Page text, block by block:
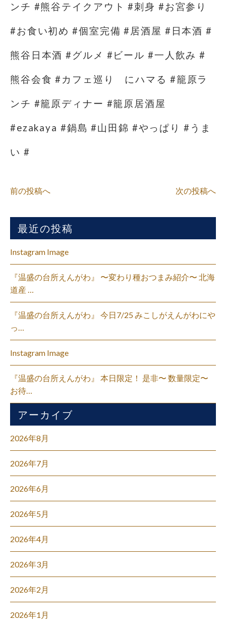
ンチ #熊谷テイクアウト #刺身 #お宮参り
#お食い初め #個室完備 #居酒屋 #日本酒 #
熊谷日本酒 #グルメ #ビール #一人飲み #
熊谷会食 #カフェ巡り にハマる #籠原ラ
ンチ #籠原ディナー #籠原居酒屋
#ezakaya #鍋島 #山田錦 #やっぱり #うま
い #
前の投稿へ 次の投稿へ
最近の投稿
Instagram Image
『温盛の台所えんがわ』 〜変わり種おつまみ紹介〜 北海
道産 …
『温盛の台所えんがわ』 今日7/25 みこしがえんがわにや
っ…
Instagram Image
『温盛の台所えんがわ』 本日限定！ 是非〜 数量限定〜
お待…
アーカイブ
2026年8月
2026年7月
2026年6月
2026年5月
2026年4月
2026年3月
2026年2月
2026年1月